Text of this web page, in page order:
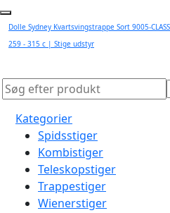
Dolle Sydney Kvartsvingstrappe Sort 9005-
259 - 315 c | Stige udstyr
Kategorier
Spidsstiger
Kombistiger
Teleskopstiger
Trappestiger
Wienerstiger